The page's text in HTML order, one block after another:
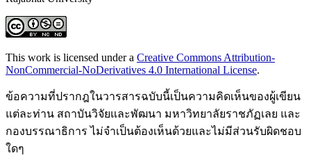
This work is licensed under a Creative Commons Attribution-
NonCommercial-NoDerivatives 4.0 International License.
ข้อความที่ปรากฎในวารสารฉบับนี้เป็นความคิดเห็นของผู้เขียน
แต่ละท่าน สถาบันวิจัยและพัฒนา มหาวิทยาลัยราชภัฏเลย และ
กองบรรณาธิการ ไม่จำเป็นต้องเห็นด้วยและไม่มีส่วนรับผิดชอบ
ใดๆ